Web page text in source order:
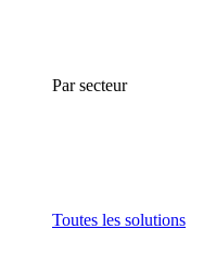
Par secteur
Toutes les solutions